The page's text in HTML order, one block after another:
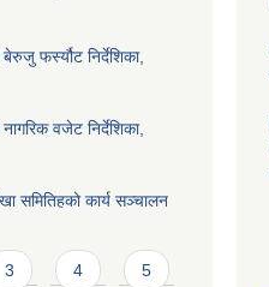
फर्स्यौट निर्देशिका,
वजेट निर्देशिका,
समितिहको कार्य सञ्चालन
3 4 5